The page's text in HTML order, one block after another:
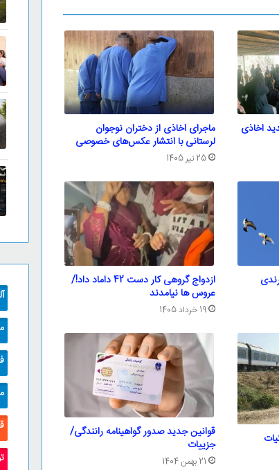
اخاذی ماجرای اخاذی از دختران نوجوان
لرستانی‌ ‌با انتشار عکس‌های خصوصی
25 تیر 1405
ازدواج گروهی کار دست 42 داماد داد!/
عروس ها نیامدند
19 خرداد 1405
قوانین جدید صدور گواهینامه رانندگی/
جزییات
21 بهمن 1404